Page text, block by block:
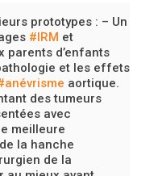
prototypes : – Un
#IRM et
parents d’enfants
et les effets
aortique.
des tumeurs
avec
meilleure
la hanche
de la